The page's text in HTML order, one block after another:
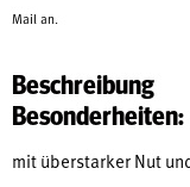
Mail an.
Beschreibung
Besonderheiten:
mit überstarker Nut